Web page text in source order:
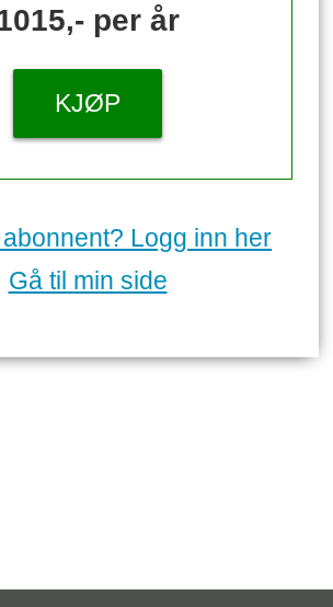
per år
KJØP
Logg inn her
Gå til min side